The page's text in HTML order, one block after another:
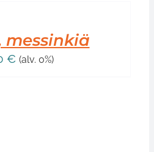
messinkiä
€ (alv. 0%)